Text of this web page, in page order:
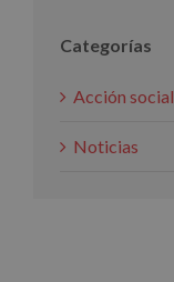
Categorías
Acción social
Noticias